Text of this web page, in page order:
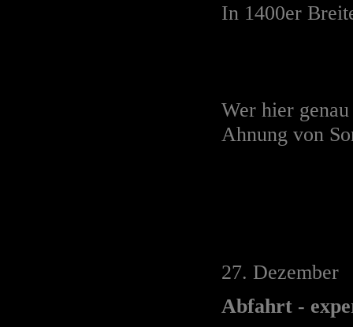
In 1400er
Wer hier
Ahnung von
27. Dezember
Abfahrt -